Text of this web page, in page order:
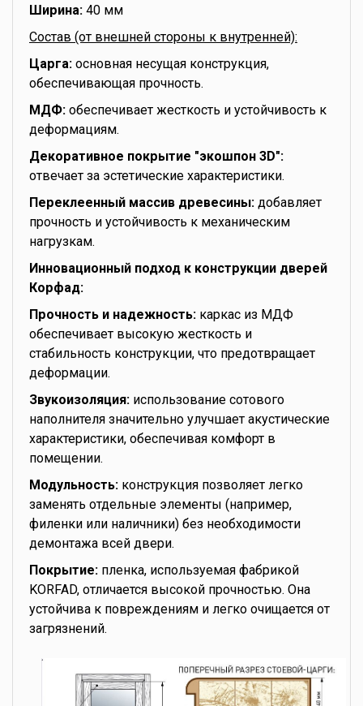
Ширина: 40 мм
Состав (от внешней стороны к внутренней):
Царга: основная несущая конструкция,
обеспечивающая прочность.
МДФ: обеспечивает жесткость и устойчивость к
деформациям.
Декоративное покрытие "экошпон 3D":
отвечает за эстетические характеристики.
Переклеенный массив древесины: добавляет
прочность и устойчивость к механическим
нагрузкам.
Инновационный подход к конструкции дверей
Корфад:
Прочность и надежность: каркас из МДФ
обеспечивает высокую жесткость и
стабильность конструкции, что предотвращает
деформации.
Звукоизоляция: использование сотового
наполнителя значительно улучшает акустические
характеристики, обеспечивая комфорт в
помещении.
Модульность: конструкция позволяет легко
заменять отдельные элементы (например,
филенки или наличники) без необходимости
демонтажа всей двери.
Покрытие: пленка, используемая фабрикой
KORFAD, отличается высокой прочностью. Она
устойчива к повреждениям и легко очищается от
загрязнений.